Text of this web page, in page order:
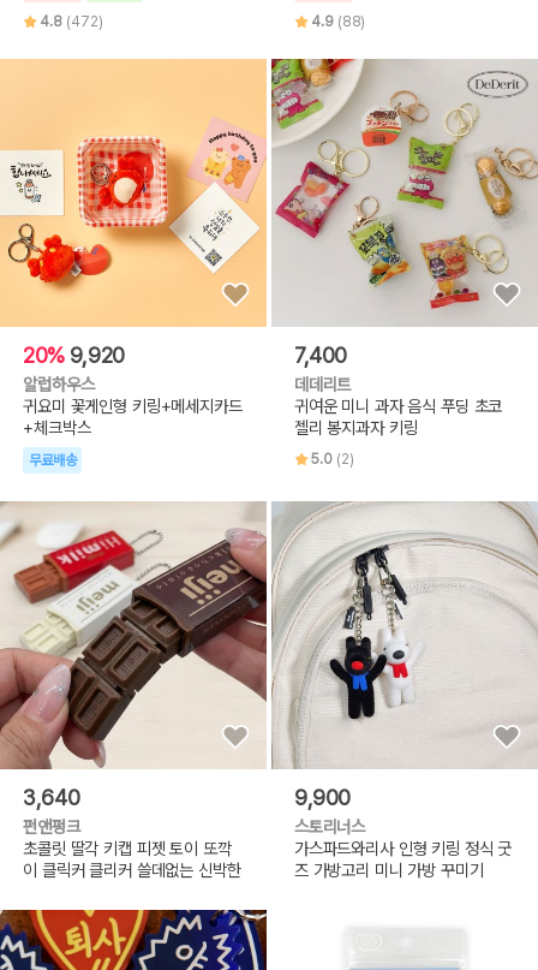
4.8 (472)
4.9 (88)
20% 9,920
알럽하우스
귀요미 꽃게인형 키링+메세지카드
+체크박스
무료배송
7,400
데데리트
귀여운 미니 과자 음식 푸딩 초코
젤리 봉지과자 키링
5.0 (2)
3,640
펀앤펑크
초콜릿 딸각 키캡 피젯 토이 또깍
이 클릭커 클리커 쓸데없는 신박한
9,900
스토리너스
가스파드와리사 인형 키링 정식 굿
즈 가방고리 미니 가방 꾸미기